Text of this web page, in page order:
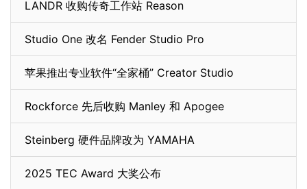
LANDR 收购传奇工作站 Reason
Studio One 改名 Fender Studio Pro
苹果推出专业软件“全家桶” Creator Studio
Rockforce 先后收购 Manley 和 Apogee
Steinberg 硬件品牌改为 YAMAHA
2025 TEC Award 大奖公布